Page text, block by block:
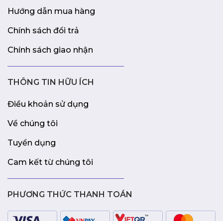
Hướng dẫn mua hàng
Chính sách đổi trả
Chính sách giao nhận
THÔNG TIN HỮU ÍCH
Điều khoản sử dụng
Về chúng tôi
Tuyển dụng
Cam kết từ chúng tôi
PHƯƠNG THỨC THANH TOÁN